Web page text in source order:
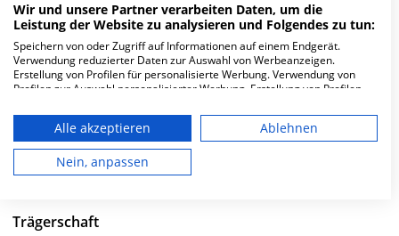
AMEOS Klinikum Aschersleben in der Eislebener Straße
7a ist ein mittelgroßes Krankenhaus in Aschersleben.
Mit einer Kapazität von 225 Betten werden in den
spezialisierten Fachabteilungen pro Jahr etwa 11.519
medizinische Fälle behandelt und therapiert.
Weiterlesen
Besuchszeiten
Trägerschaft
Wir und unsere Partner verarbeiten Daten, um die
Leistung der Website zu analysieren und Folgendes zu tun:
Speichern von oder Zugriff auf Informationen auf einem Endgerät.
Verwendung reduzierter Daten zur Auswahl von Werbeanzeigen.
Erstellung von Profilen für personalisierte Werbung. Verwendung von
Profilen zur Auswahl personalisierter Werbung. Erstellung von Profilen
personalisierter Inhalte. Messung der Werbeleistung. Messung der
Performance von Inhalten. Analyse von Zielgruppen durch Statistiken
oder Kombinationen von Daten aus verschiedenen Quellen. Entwicklung
und Verbesserung der Angebote. Verwendung reduzierter Daten zur
Auswahl von Inhalten.
Ihre Einwilligung und die cookie Richtlinie gelten ausschließlich für diese
Alle akzeptieren
Ablehnen
Nein, anpassen